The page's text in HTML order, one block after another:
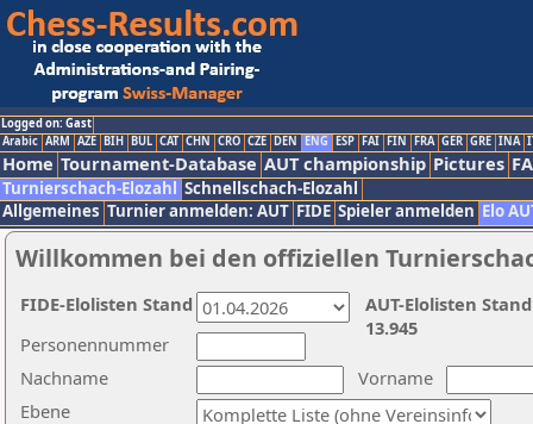
Logged on: Gast
Arabic ARM AZE BIH BUL CAT CHN CRO CZE DEN ENG ESP FAI FIN FRA GER GRE INA
Home Tournament-Database AUT championship Pictures
Turnierschach-Elozahl Schnellschach-Elozahl
Allgemeines Turnier anmelden: AUT FIDE Spieler anmelden Elo
Willkommen bei den offiziellen
Nachname
Vorname
Ebene
Personennummer
AUT-Elolisten
13.945
FIDE-Elolisten Stand